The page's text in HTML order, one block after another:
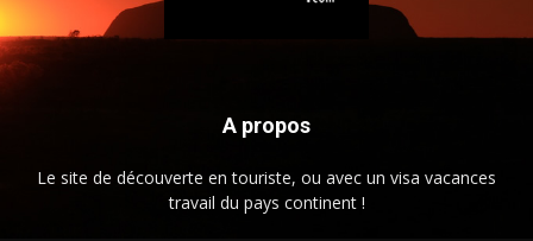
A propos
Le site de découverte en touriste, ou avec un visa vacances
travail du pays continent !